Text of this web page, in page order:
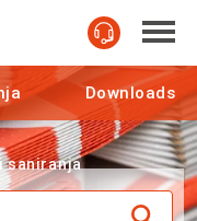
Downloads
saniranja